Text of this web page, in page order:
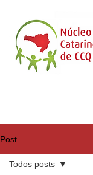
Post
Todos posts